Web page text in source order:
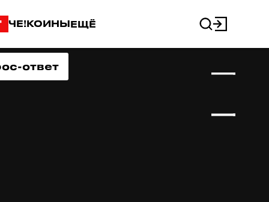
ЧЕ!КОИНЫЕЩЁ
ответ